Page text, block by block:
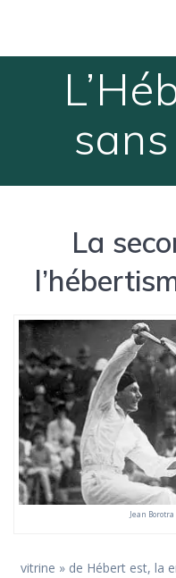
La
Jean Borotra
vitrine » de Hébert est, la